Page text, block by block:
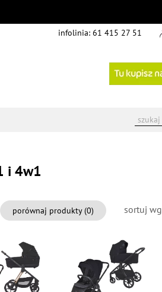
infolinia: 61 415 27 51
i 4w1
sortuj wg
porównaj produkty (0)